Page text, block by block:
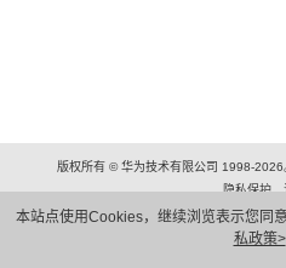
本站点使用Cookies，继续浏览表示您同
私政策>
版权所有 © 华为技术有限公司 1998-
隐私保护